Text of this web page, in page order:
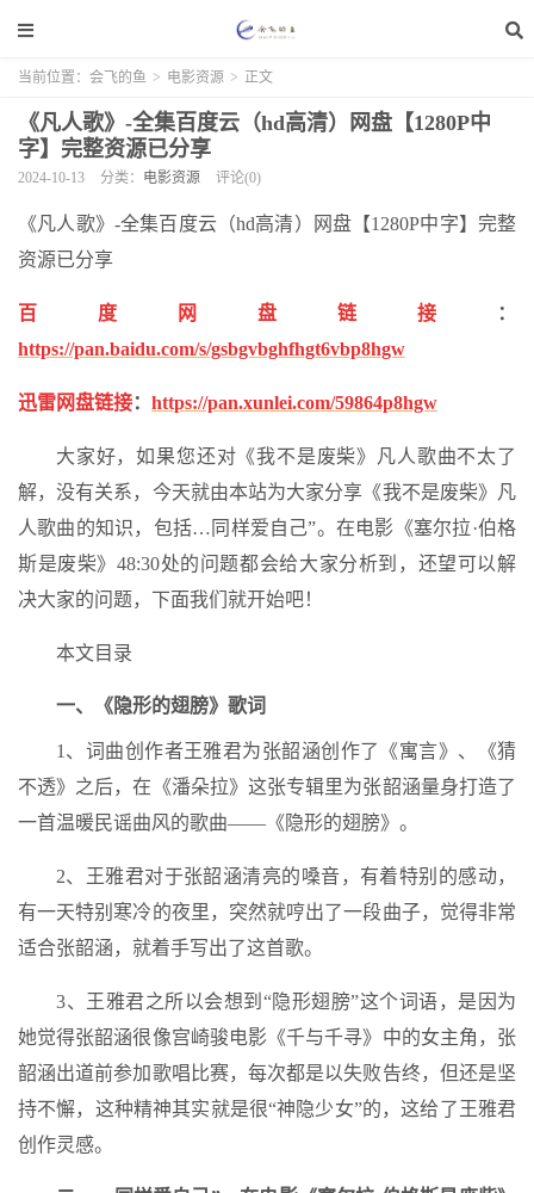
当前位置： 会飞的鱼 > 电影资源 > 正文
《凡人歌》-全集百度云（hd高清）网盘【1280P中
字】完整资源已分享
2024-10-13 分类： 电影资源 评论(0)
《凡人歌》-全集百度云（hd高清）网盘【1280P中字】完整
资源已分享
百度网盘链接
：
https://pan.baidu.com/s/gsbgvbghfhgt6vbp8hgw
迅雷网盘链接： https://pan.xunlei.com/59864p8hgw
大家好，如果您还对《我不是废柴》凡人歌曲不太了
解，没有关系，今天就由本站为大家分享《我不是废柴》凡
人歌曲的知识，包括…同样爱自己”。在电影《塞尔拉·伯格
斯是废柴》48:30处的问题都会给大家分析到，还望可以解
决大家的问题，下面我们就开始吧！
本文目录
一、《隐形的翅膀》歌词
1、词曲创作者王雅君为张韶涵创作了《寓言》、《猜
不透》之后，在《潘朵拉》这张专辑里为张韶涵量身打造了
一首温暖民谣曲风的歌曲——《隐形的翅膀》。
2、王雅君对于张韶涵清亮的嗓音，有着特别的感动，
有一天特别寒冷的夜里，突然就哼出了一段曲子，觉得非常
适合张韶涵，就着手写出了这首歌。
3、王雅君之所以会想到“隐形翅膀”这个词语，是因为
她觉得张韶涵很像宫崎骏电影《千与千寻》中的女主角，张
韶涵出道前参加歌唱比赛，每次都是以失败告终，但还是坚
持不懈，这种精神其实就是很“神隐少女”的，这给了王雅君
创作灵感。